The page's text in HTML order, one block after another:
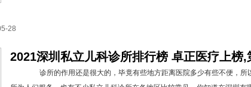
28
2021深圳私立儿科诊所排行榜 卓正医疗上榜,
诊所的作用还是很大的，毕竟有些地方距离医院多少有些不便，所